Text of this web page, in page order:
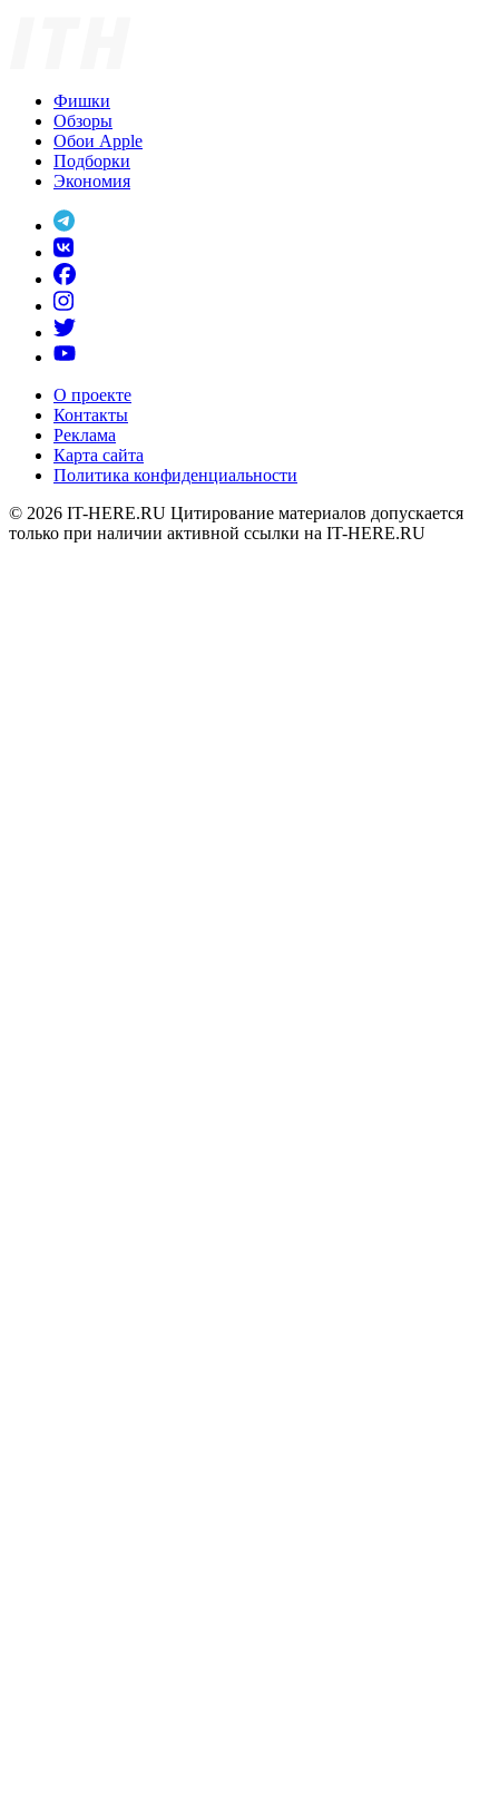
Фишки
Обзоры
Обои Apple
Подборки
Экономия
О проекте
Контакты
Реклама
Карта сайта
Политика конфиденциальности
© 2026 IT-HERE.RU Цитирование материалов допускается
только при наличии активной ссылки на IT-HERE.RU